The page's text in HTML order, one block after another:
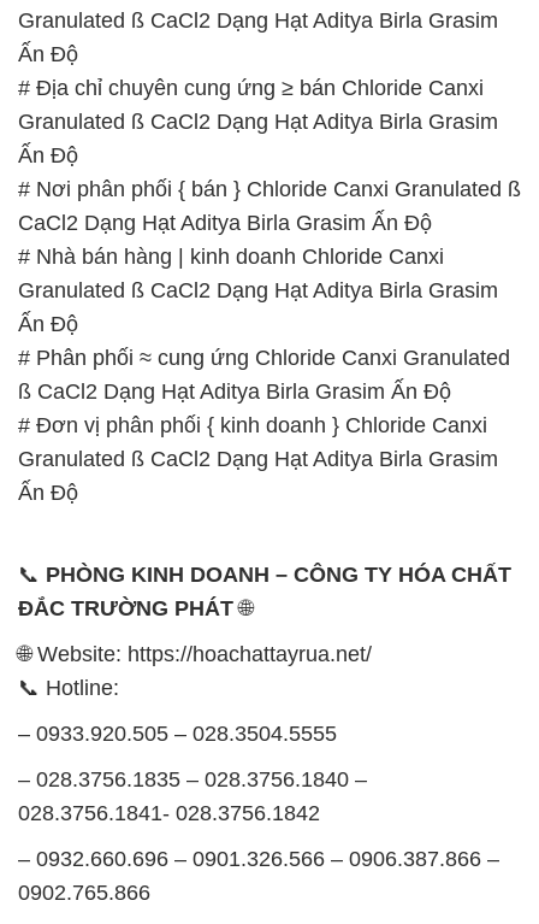
Granulated ß CaCl2 Dạng Hạt Aditya Birla Grasim
Ấn Độ
# Địa chỉ chuyên cung ứng ≥ bán Chloride Canxi
Granulated ß CaCl2 Dạng Hạt Aditya Birla Grasim
Ấn Độ
# Nơi phân phối { bán } Chloride Canxi Granulated ß
CaCl2 Dạng Hạt Aditya Birla Grasim Ấn Độ
# Nhà bán hàng | kinh doanh Chloride Canxi
Granulated ß CaCl2 Dạng Hạt Aditya Birla Grasim
Ấn Độ
# Phân phối ≈ cung ứng Chloride Canxi Granulated
ß CaCl2 Dạng Hạt Aditya Birla Grasim Ấn Độ
# Đơn vị phân phối { kinh doanh } Chloride Canxi
Granulated ß CaCl2 Dạng Hạt Aditya Birla Grasim
Ấn Độ
📞 PHÒNG KINH DOANH – CÔNG TY HÓA CHẤT
ĐẮC TRƯỜNG PHÁT🌐
🌐 Website: https://hoachattayrua.net/
📞 Hotline:
– 0933.920.505 – 028.3504.5555
– 028.3756.1835 – 028.3756.1840 –
028.3756.1841- 028.3756.1842
– 0932.660.696 – 0901.326.566 – 0906.387.866 –
0902.765.866